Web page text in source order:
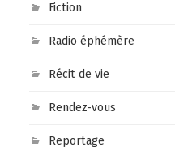
Fiction
Radio éphémère
Récit de vie
Rendez-vous
Reportage